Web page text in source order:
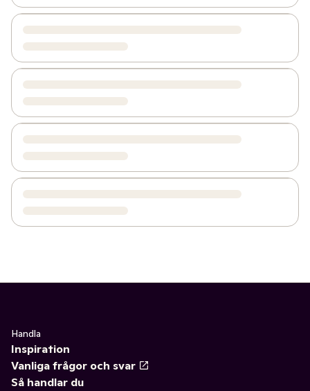
Handla
Inspiration
Vanliga frågor och svar
Så handlar du